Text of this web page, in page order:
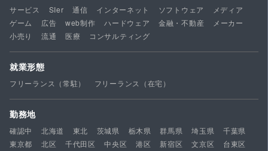
サービス SIer 通信 インターネット ソフトウェア
メディア
ゲーム
広告 web制作 ハードウェア 金融・不動産
メーカー
小売り
流通 医療 コンサルティング
就業形態
フリーランス（常駐） フリーランス（在宅）
勤務地
確認中 北海道 東北 茨城県 栃木県 群馬県 埼玉県
千葉県
東京都
北区 千代田区 中央区 港区 新宿区 文京区
台東区